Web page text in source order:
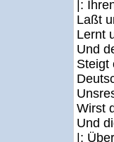
|:
Laßt
Lernt
Und
Steigt
Wirst
Und
|: